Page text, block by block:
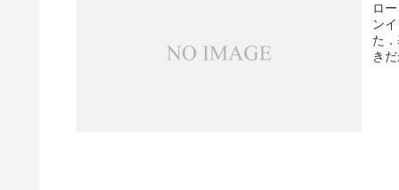
ロ
ン
た
き